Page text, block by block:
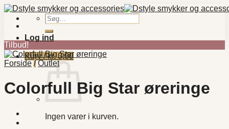
Fortsæt
indhold
Søg
efter:
Log ind
Kurv /kr.0,00
Ingen varer i kurven.
Tilbud!
Forside / Outlet
Colorfull Big Star øreringe